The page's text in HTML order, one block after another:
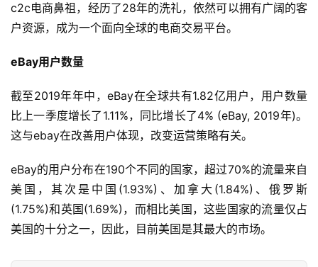
首
页
球
开
店
境
c2c电商鼻祖，经历了28年的洗礼，依然可以拥有广阔的客
户资源，成为一个面向全球的电商交易平台。
eBay用户数量
截至2019年年中，eBay在全球共有1.82亿用户，用户数量
比上一季度增长了1.11%，同比增长了4% (eBay, 2019年)。
这与ebay在改善用户体现，改变运营策略有关。
eBay的用户分布在190个不同的国家，超过70%的流量来自
美国，其次是中国(1.93%)、加拿大(1.84%)、俄罗斯
(1.75%)和英国(1.69%)，而相比美国，这些国家的流量仅占
美国的十分之一，因此，目前美国是其最大的市场。